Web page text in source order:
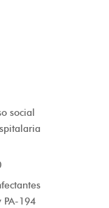
social
PA-194